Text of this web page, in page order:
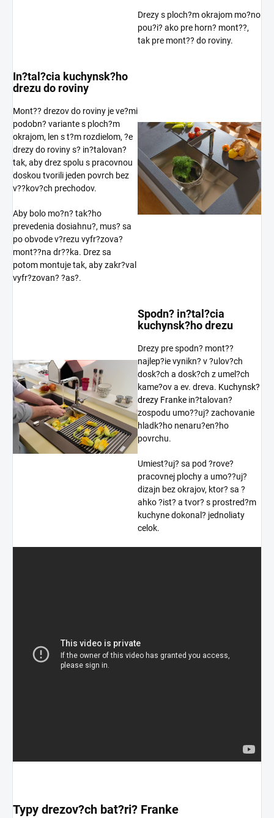
Drezy s ploch?m okrajom mo?no
pou?i? ako pre horn? mont??,
tak pre mont?? do roviny.
In?tal?cia kuchynsk?ho
drezu do roviny
Mont?? drezov do roviny je ve?mi
podobn? variante s ploch?m
okrajom, len s t?m rozdielom, ?e
drezy do roviny s? in?talovan?
tak, aby drez spolu s pracovnou
doskou tvorili jeden povrch bez
v??kov?ch prechodov.
Aby bolo mo?n? tak?ho
prevedenia dosiahnu?, mus? sa
po obvode v?rezu vyfr?zova?
mont??na dr??ka. Drez sa
potom montuje tak, aby zakr?val
vyfr?zovan? ?as?.
Spodn? in?tal?cia
kuchynsk?ho drezu
Drezy pre spodn? mont??
najlep?ie vynikn? v ?ulov?ch
dosk?ch a dosk?ch z umel?ch
kame?ov a ev. dreva. Kuchynsk?
drezy Franke in?talovan?
zospodu umo??uj? zachovanie
hladk?ho nenaru?en?ho
povrchu.
Umiest?uj? sa pod ?rove?
pracovnej plochy a umo??uj?
dizajn bez okrajov, ktor? sa ?
ahko ?ist? a tvor? s prostred?m
kuchyne dokonal? jednoliaty
celok.
Typy drezov?ch bat?ri? Franke